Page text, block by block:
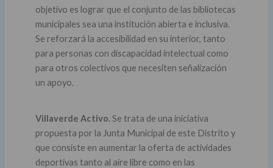
objetivo es lograr que el conjunto de las bibliotecas
municipales sea una institución abierta e inclusiva.
Se reforzará la accesibilidad en su interior, tanto
para personas con discapacidad intelectual como
para otros colectivos que necesiten señalización
un apoyo.
Villaverde Activo.Se trata de una iniciativa
propuesta por la Junta Municipal de este Distrito y
que consiste en aumentar la oferta de actividades
deportivas tanto al aire libre como en las